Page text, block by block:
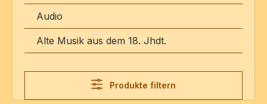
Audio
Alte Musik aus dem 18. Jhdt.
Produkte filtern